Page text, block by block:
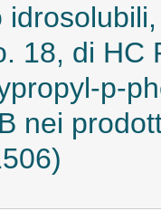
18, di HC
p-
nei